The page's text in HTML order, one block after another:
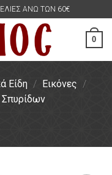
ΑΝΩ ΤΩΝ 60€
0
Είδη / Εικόνες /